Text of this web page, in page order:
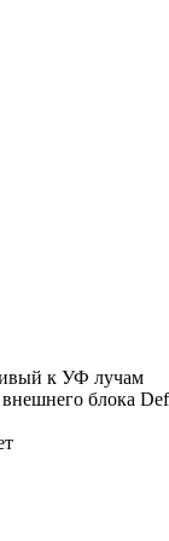
к УФ лучам
блока